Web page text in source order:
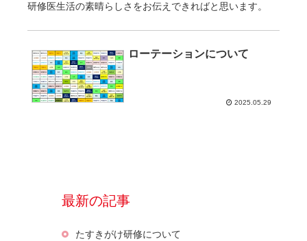
研修医生活の素晴らしさをお伝えできればと思います。
ローテーションについて
2025.05.29
最新の記事
たすきがけ研修について